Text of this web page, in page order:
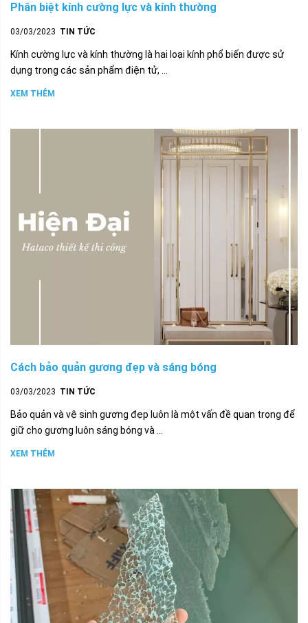
Phân biệt kính cường lực và kính thường
03/03/2023 TIN TỨC
Kính cường lực và kính thường là hai loại kính phổ biến được sử
dụng trong các sản phẩm điện tử, ...
XEM THÊM
Cách bảo quản gương đẹp và sáng bóng
03/03/2023 TIN TỨC
Bảo quản và vệ sinh gương đẹp luôn là một vấn đề quan trọng để
giữ cho gương luôn sáng bóng và ...
XEM THÊM